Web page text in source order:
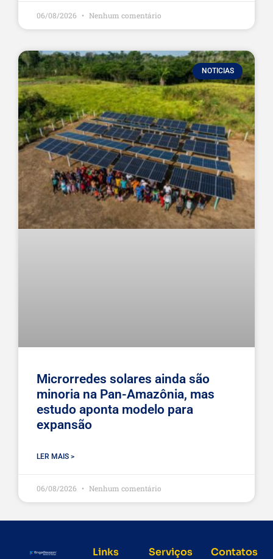
06/08/2026 Nenhum comentário
NOTICIAS
Microrredes solares ainda são
minoria na Pan-Amazônia, mas
estudo aponta modelo para
expansão
LER MAIS >
06/08/2026 Nenhum comentário
Links
Serviços Contatos